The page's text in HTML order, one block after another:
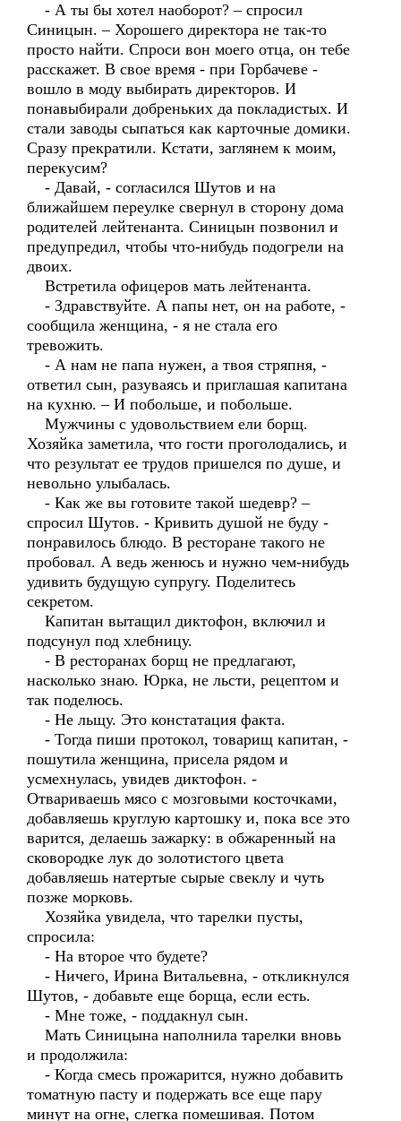
- А ты бы хотел наоборот? – спросил
Синицын. – Хорошего директора не так-то
просто найти. Спроси вон моего отца, он тебе
расскажет. В свое время - при Горбачеве -
вошло в моду выбирать директоров. И
понавыбирали добреньких да покладистых. И
стали заводы сыпаться как карточные домики.
Сразу прекратили. Кстати, заглянем к моим,
перекусим?
- Давай, - согласился Шутов и на
ближайшем переулке свернул в сторону дома
родителей лейтенанта. Синицын позвонил и
предупредил, чтобы что-нибудь подогрели на
двоих.
Встретила офицеров мать лейтенанта.
- Здравствуйте. А папы нет, он на работе, -
сообщила женщина, - я не стала его
тревожить.
- А нам не папа нужен, а твоя стряпня, -
ответил сын, разуваясь и приглашая капитана
на кухню. – И побольше, и побольше.
Мужчины с удовольствием ели борщ.
Хозяйка заметила, что гости проголодались, и
что результат ее трудов пришелся по душе, и
невольно улыбалась.
- Как же вы готовите такой шедевр? –
спросил Шутов. - Кривить душой не буду -
понравилось блюдо. В ресторане такого не
пробовал. А ведь женюсь и нужно чем-нибудь
удивить будущую супругу. Поделитесь
секретом.
Капитан вытащил диктофон, включил и
подсунул под хлебницу.
- В ресторанах борщ не предлагают,
насколько знаю. Юрка, не льсти, рецептом и
так поделюсь.
- Не льщу. Это констатация факта.
- Тогда пиши протокол, товарищ капитан, -
пошутила женщина, присела рядом и
усмехнулась, увидев диктофон. -
Отвариваешь мясо с мозговыми косточками,
добавляешь круглую картошку и, пока все это
варится, делаешь зажарку: в обжаренный на
сковородке лук до золотистого цвета
добавляешь натертые сырые свеклу и чуть
позже морковь.
Хозяйка увидела, что тарелки пусты,
спросила:
- На второе что будете?
- Ничего, Ирина Витальевна, - откликнулся
Шутов, - добавьте еще борща, если есть.
- Мне тоже, - поддакнул сын.
Мать Синицына наполнила тарелки вновь
и продолжила:
- Когда смесь прожарится, нужно добавить
томатную пасту и подержать все еще пару
минут на огне, слегка помешивая. Потом